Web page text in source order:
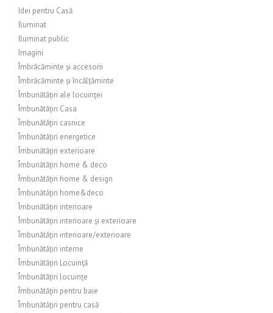
Idei pentru Casă
Iluminat
Iluminat public
Imagini
Îmbrăcăminte și accesorii
Îmbrăcăminte și încălțăminte
Îmbunătățiri ale locuinței
Îmbunătățiri Casa
Îmbunătățiri casnice
Îmbunătățiri energetice
Îmbunătățiri exterioare
Îmbunătățiri home & deco
Îmbunătățiri home & design
Îmbunătățiri home&deco
Îmbunătățiri interioare
Îmbunătățiri interioare și exterioare
Îmbunătățiri interioare/exterioare
Îmbunătățiri interne
Îmbunătățiri Locuință
Îmbunătățiri locuințe
Îmbunătățiri pentru baie
Îmbunătățiri pentru casă